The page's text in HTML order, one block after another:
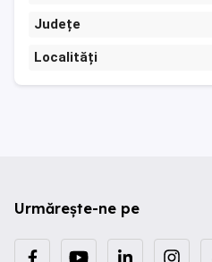
Județe
Localități
Urmărește-ne pe